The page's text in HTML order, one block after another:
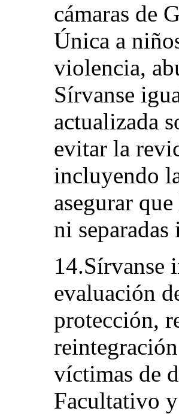
cámaras de
Única a
violencia,
Sírvanse
actualizada
evitar la
incluyendo
asegurar
ni
14.Sírvanse
evaluación
protección,
víctimas de
Facultativo